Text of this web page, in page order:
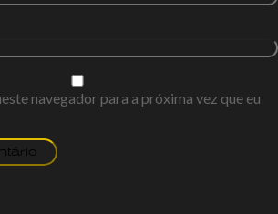
navegador para a próxima vez que eu